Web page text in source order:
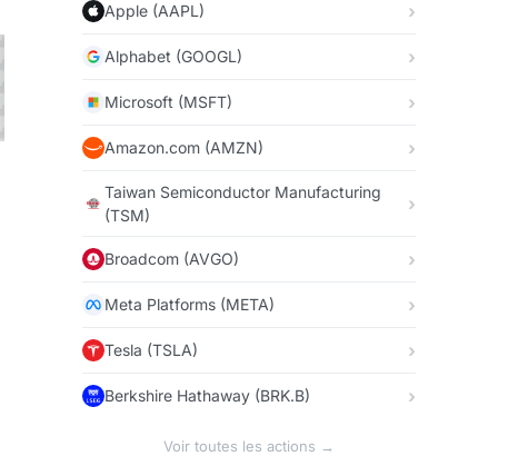
Apple (AAPL)
Alphabet (GOOGL)
Microsoft (MSFT)
Amazon.com (AMZN)
Taiwan Semiconductor Manufacturing
(TSM)
Broadcom (AVGO)
Meta Platforms (META)
Tesla (TSLA)
Berkshire Hathaway (BRK.B)
Voir toutes les actions →